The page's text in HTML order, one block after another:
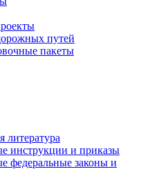
путей
пакеты
литература
инструкции и приказы
федеральные законы и